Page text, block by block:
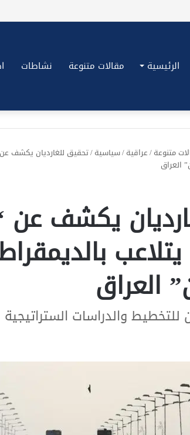
الرئيسية مقالات متنوعة نشاطات
متنوعة/عراقية/سياسية/تحقيق للغارديان يكشف
العراق
يكشف
العراق
للتخطيط والدراسات الستراتيجية